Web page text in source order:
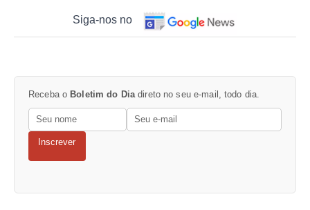
Siga-nos no
Receba o Boletim do Diadireto no seu e-mail, todo dia.
Inscrever